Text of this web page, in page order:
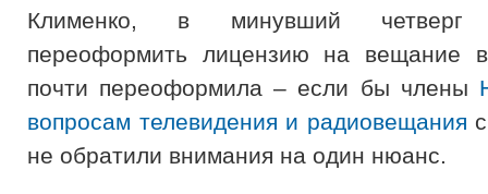
Клименко, в минувший четверг
переоформить лицензию на вещание
почти переоформила – если бы члены
вопросам телевидения и радиовещания
не обратили внимания на один нюанс.